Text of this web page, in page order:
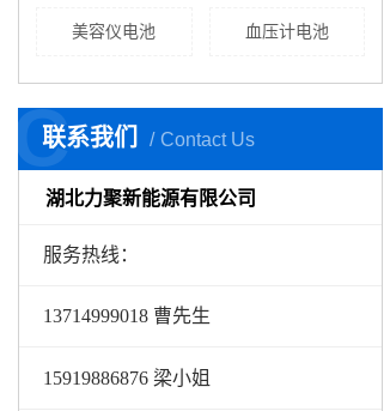
美容仪电池 血压计电池
联系我们 Contact Us
C
湖北力聚新能源有限公司
服务热线：
13714999018 曹先生
15919886876 梁小姐